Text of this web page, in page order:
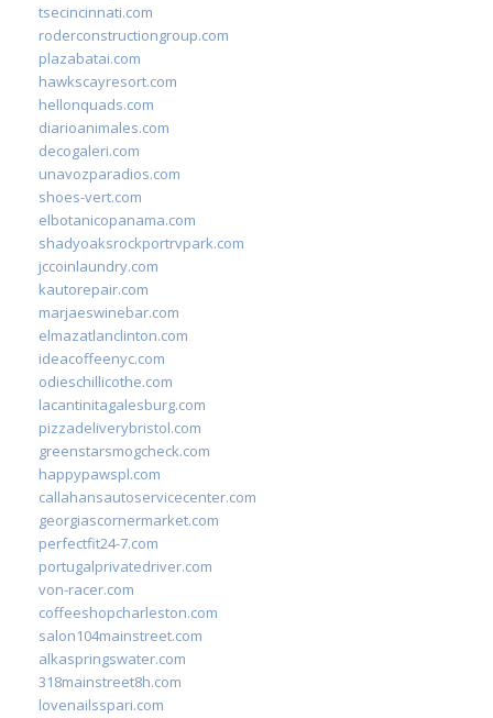
tsecincinnati.com
roderconstructiongroup.com
plazabatai.com
hawkscayresort.com
hellonquads.com
diarioanimales.com
decogaleri.com
unavozparadios.com
shoes-vert.com
elbotanicopanama.com
shadyoaksrockportrvpark.com
jccoinlaundry.com
kautorepair.com
marjaeswinebar.com
elmazatlanclinton.com
ideacoffeenyc.com
odieschillicothe.com
lacantinitagalesburg.com
pizzadeliverybristol.com
greenstarsmogcheck.com
happypawspl.com
callahansautoservicecenter.com
georgiascornermarket.com
perfectfit24-7.com
portugalprivatedriver.com
von-racer.com
coffeeshopcharleston.com
salon104mainstreet.com
alkaspringswater.com
318mainstreet8h.com
lovenailsspari.com